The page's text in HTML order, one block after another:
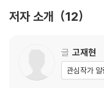
이룩했습니다. ‘한강의 기
금을 받으며 일해야 하는
살아가는 지금 우리들이
사람들이 피땀 흘리며 일한
13. 꼭 다시 만나요 ....... 153
『봄날이 달려온다』
1. 불났다, 불났어!
2. 창경원 구경은 어려워
저자 소개 12
글 고재현
관심작가 알